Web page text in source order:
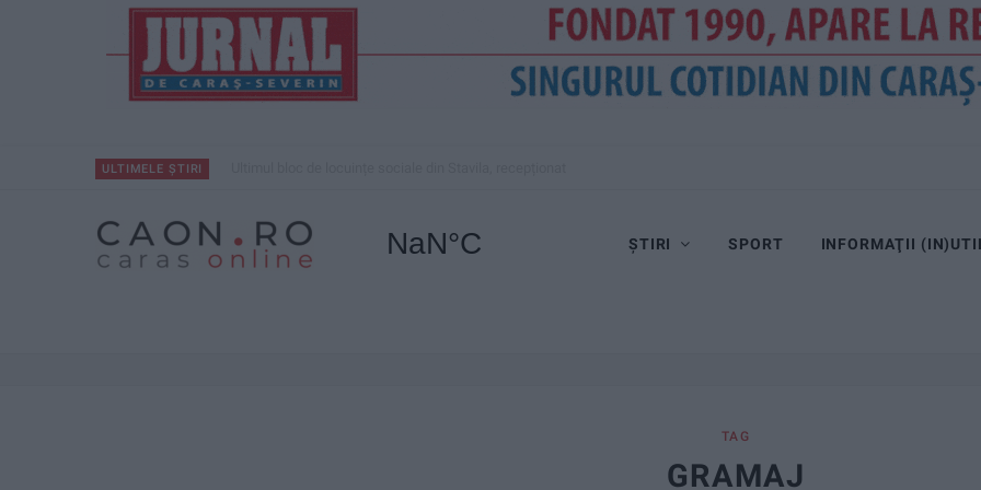
ULTIMELE ȘTIRI
ȘTIRI SPORT INFORMAŢII
TAG
GRAMAJ